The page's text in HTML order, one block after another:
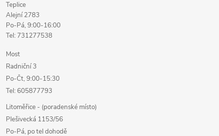
Teplice
Alejní 2783
Po-Pá, 9:00-16:00
Tel: 731277538
Most
Radniční 3
Po-Čt, 9:00-15:30
Tel: 605877793
Litoměřice - (poradenské místo)
Plešivecká 1153/56
Po-Pá, po tel dohodě